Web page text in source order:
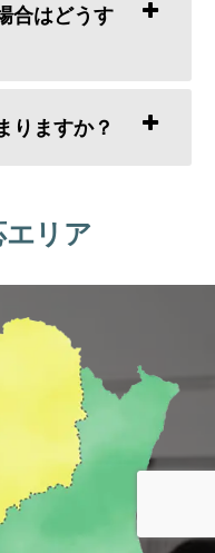
合はどうす
りますか？
リア